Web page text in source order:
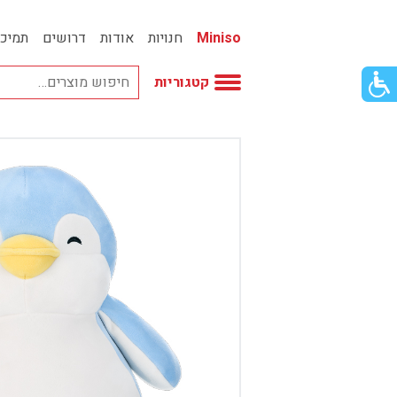
כפתור
לפתיחת
Miniso חנויות אודות דרושים
קטגוריות
בישום ונרות
בעלי חיים
בקבוקים